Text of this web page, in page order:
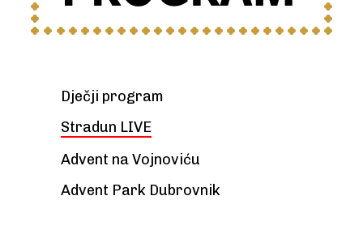
Dječji program
Stradun LIVE
Advent na Vojnoviću
Advent Park Dubrovnik